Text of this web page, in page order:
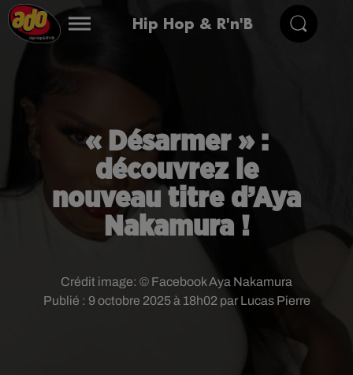
Hip Hop & R'n'B
« Désarmer » :
découvrez le
nouveau titre d’Aya
Nakamura !
Publié : 9 octobre 2025 à 18h02 par Lucas Pierre
Crédit image: © Facebook Aya Nakamura